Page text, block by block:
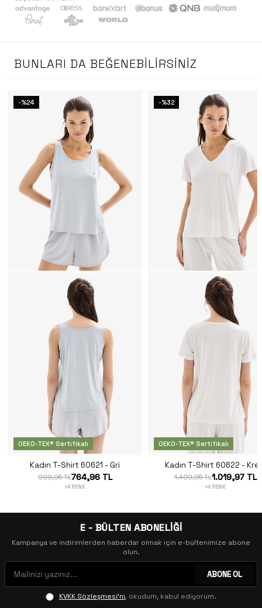
BUNLARI DA BEĞENEBILIRSINIZ
-%24
OEKO-TEX® Sertifikalı
Kadın T-Shirt 60621 - Gri
999,95 TL764,96 TL
+4 RENK
-%32
OEKO-TEX® Sertifikalı
Kadın T-Shirt 60622 -
1.499,95 TL1.019,97 TL
+4 RENK
E - BÜLTEN ABONELİĞİ
Kampanya ve indirimlerden haberdar olmak için e-bültenimize abone
olun.
ABONE OL
KVKK Sözleşmesi'ni, okudum, kabul ediyorum.